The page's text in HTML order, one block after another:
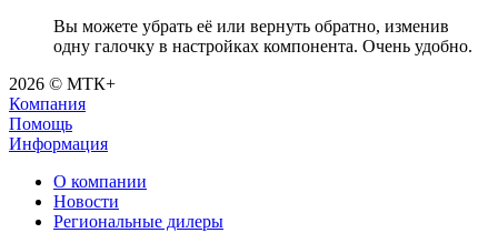
Вы можете убрать её или вернуть обратно, изменив
одну галочку в настройках компонента. Очень удобно.
2026 © МТК+
Компания
Помощь
Информация
О компании
Новости
Региональные дилеры